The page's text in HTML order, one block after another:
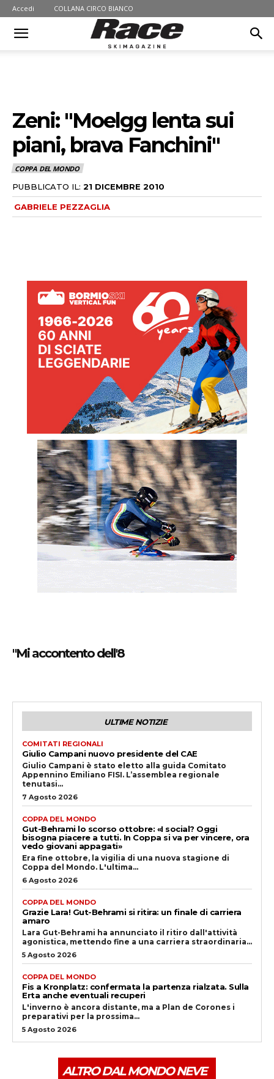
Accedi COLLANA CIRCO BIANCO
Zeni: "Moelgg lenta sui
piani, brava Fanchini"
COPPA DEL MONDO
PUBBLICATO IL: 21 DICEMBRE 2010
GABRIELE PEZZAGLIA
"Mi accontento dell'8
ULTIME NOTIZIE
COMITATI REGIONALI
Giulio Campani nuovo presidente del CAE
Giulio Campani è stato eletto alla guida Comitato
Appennino Emiliano FISI. L’assemblea regionale
tenutasi...
7 Agosto 2026
COPPA DEL MONDO
Gut-Behrami lo scorso ottobre: «I social? Oggi
bisogna piacere a tutti. In Coppa si va per vincere, ora
vedo giovani appagati»
Era fine ottobre, la vigilia di una nuova stagione di
Coppa del Mondo. L'ultima...
6 Agosto 2026
COPPA DEL MONDO
Grazie Lara! Gut-Behrami si ritira: un finale di carriera
amaro
Lara Gut-Behrami ha annunciato il ritiro dall'attività
agonistica, mettendo fine a una carriera straordinaria...
5 Agosto 2026
COPPA DEL MONDO
Fis a Kronplatz: confermata la partenza rialzata. Sulla
Erta anche eventuali recuperi
L'inverno è ancora distante, ma a Plan de Corones i
preparativi per la prossima...
5 Agosto 2026
ALTRO DAL MONDO NEVE